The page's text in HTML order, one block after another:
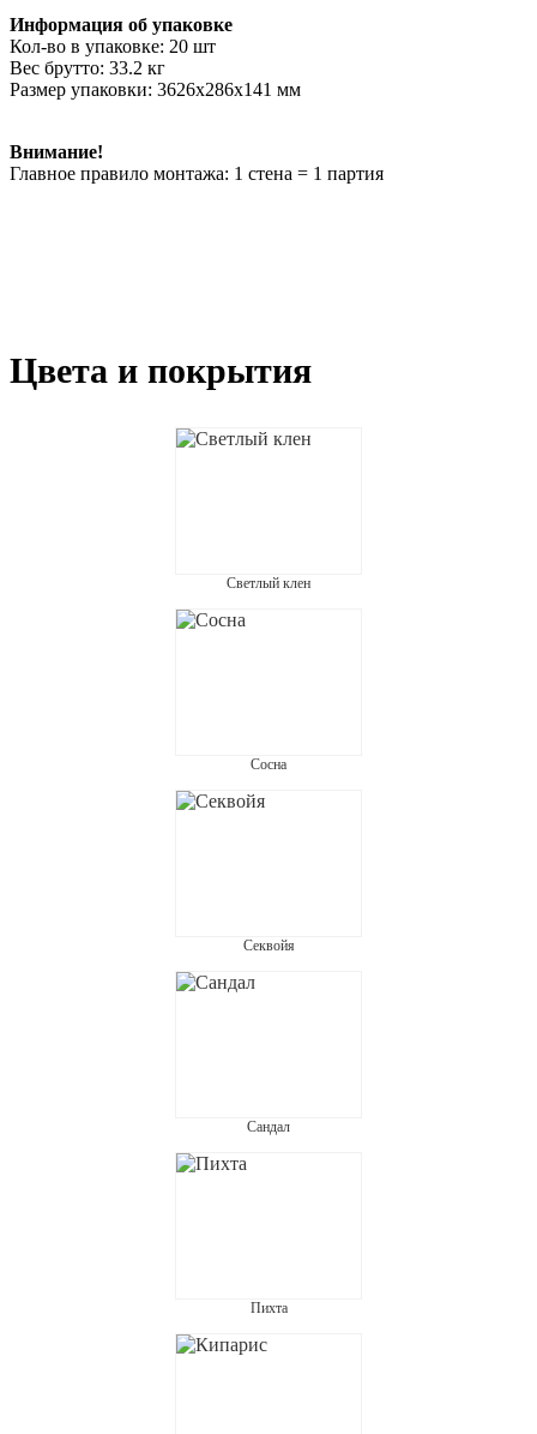
Информация об упаковке
Кол-во в упаковке: 20 шт
Вес брутто: 33.2 кг
Размер упаковки: 3626х286х141 мм
Внимание!
Главное правило монтажа: 1 стена = 1 партия
Цвета и покрытия
Светлый клен
Сосна
Секвойя
Сандал
Пихта